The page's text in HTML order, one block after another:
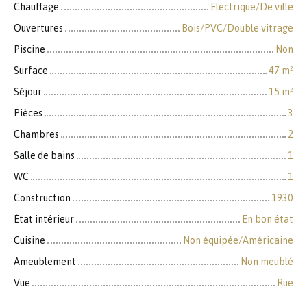
Chauffage
Electrique/De ville
Ouvertures
Bois/PVC/Double vitrage
Piscine
Non
Surface
47 m²
Séjour
15 m²
Pièces
3
Chambres
2
Salle de bains
1
WC
1
Construction
1930
État intérieur
En bon état
Cuisine
Non équipée/Américaine
Ameublement
Non meublé
Vue
Rue